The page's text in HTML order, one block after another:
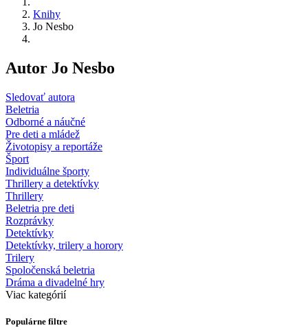
Knihy
Jo Nesbo
Autor Jo Nesbo
Sledovať autora
Beletria
Odborné a náučné
Pre deti a mládež
Životopisy a reportáže
Šport
Individuálne športy
Thrillery a detektívky
Thrillery
Beletria pre deti
Rozprávky
Detektívky
Detektívky, trilery a horory
Trilery
Spoločenská beletria
Dráma a divadelné hry
Viac kategórií
Populárne filtre